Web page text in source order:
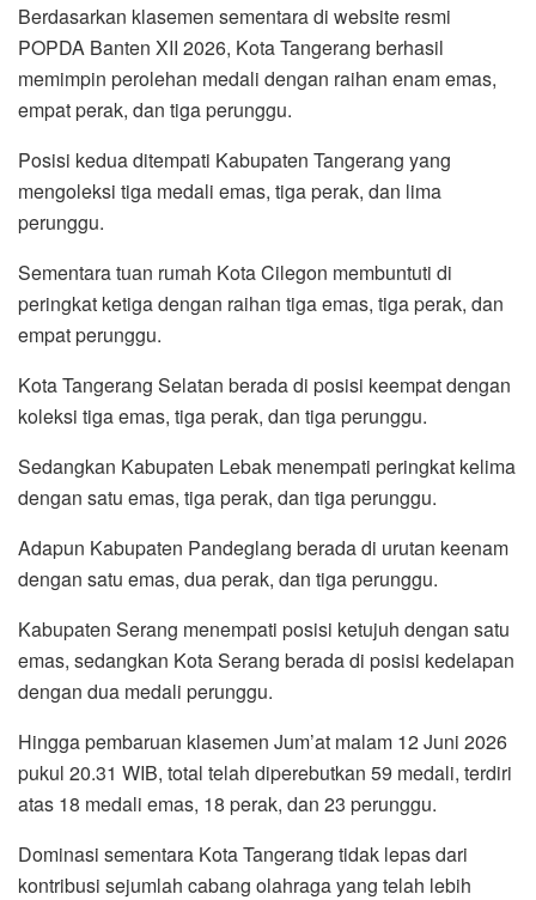
Berdasarkan klasemen sementara di website resmi
POPDA Banten XII 2026, Kota Tangerang berhasil
memimpin perolehan medali dengan raihan enam emas,
empat perak, dan tiga perunggu.
Posisi kedua ditempati Kabupaten Tangerang yang
mengoleksi tiga medali emas, tiga perak, dan lima
perunggu.
Sementara tuan rumah Kota Cilegon membuntuti di
peringkat ketiga dengan raihan tiga emas, tiga perak, dan
empat perunggu.
Kota Tangerang Selatan berada di posisi keempat dengan
koleksi tiga emas, tiga perak, dan tiga perunggu.
Sedangkan Kabupaten Lebak menempati peringkat kelima
dengan satu emas, tiga perak, dan tiga perunggu.
Adapun Kabupaten Pandeglang berada di urutan keenam
dengan satu emas, dua perak, dan tiga perunggu.
Kabupaten Serang menempati posisi ketujuh dengan satu
emas, sedangkan Kota Serang berada di posisi kedelapan
dengan dua medali perunggu.
Hingga pembaruan klasemen Jum’at malam 12 Juni 2026
pukul 20.31 WIB, total telah diperebutkan 59 medali, terdiri
atas 18 medali emas, 18 perak, dan 23 perunggu.
Dominasi sementara Kota Tangerang tidak lepas dari
kontribusi sejumlah cabang olahraga yang telah lebih